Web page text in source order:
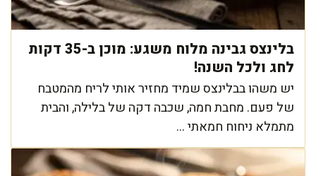
בלינצס גבינה מלוח משגע: מוכן ב-35 דקות
לחג ולכל השנה!
יש משהו בבלינצס שמיד מחזיר אותי לריח מהמטבח
של פעם. מחבת חמה, שכבה דקה של בלילה, והבית
מתמלא ניחוח חמאתי ...